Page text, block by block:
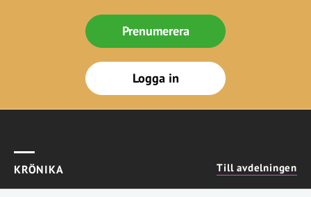
Prenumerera
Logga in
KRÖNIKA Till avdelningen